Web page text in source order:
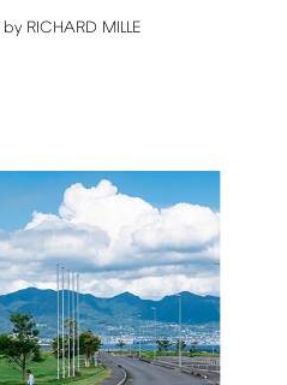
by RICHARD MILLE